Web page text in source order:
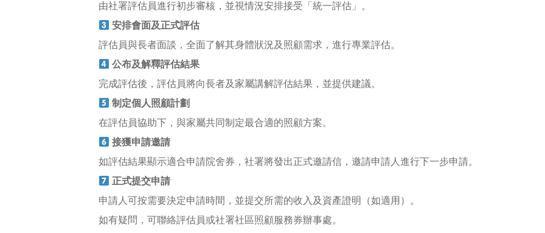
由社署評估員進行初步審核，並視情況安排接受「統一評估」。
安排會面及正式評估
評估員與長者面談，全面了解其身體狀況及照顧需求，進行專業評估。
公布及解釋評估結果
完成評估後，評估員將向長者及家屬講解評估結果，並提供建議。
制定個人照顧計劃
在評估員協助下，與家屬共同制定最合適的照顧方案。
接獲申請邀請
如評估結果顯示適合申請院舍券，社署將發出正式邀請信，邀請申請人進行下一步申請。
正式提交申請
申請人可按需要決定申請時間，並提交所需的收入及資產證明（如適用）。
如有疑問，可聯絡評估員或社署社區照顧服務券辦事處。